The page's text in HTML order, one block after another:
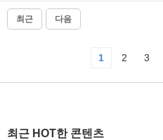
최근 다음
1 2 3
최근 HOT한 콘텐츠